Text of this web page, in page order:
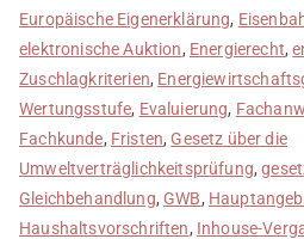
Europäische Eigenerklärung,
elektronische Auktion, Energierecht,
Zuschlagkriterien,
Wertungsstufe, Evaluierung,
Fachkunde, Fristen, Gesetz über die
Umweltverträglichkeitsprüfung,
Gleichbehandlung, GWB,
Haushaltsvorschriften, Inhouse-